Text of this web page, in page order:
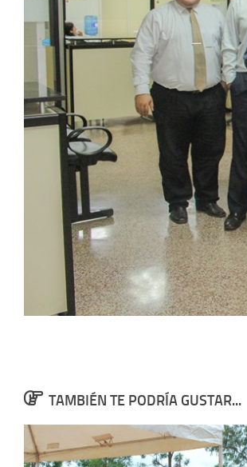
TAMBIÉN TE PODRÍA GUSTAR...